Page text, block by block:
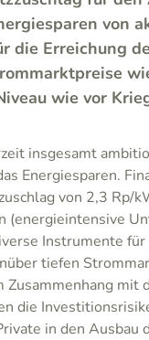
von
die Erreichung
wie vor
insgesamt
Energiesparen.
von 2,3 Rp/
(energieintensive
Instrumente
tiefen
mit
die
in den Ausbau